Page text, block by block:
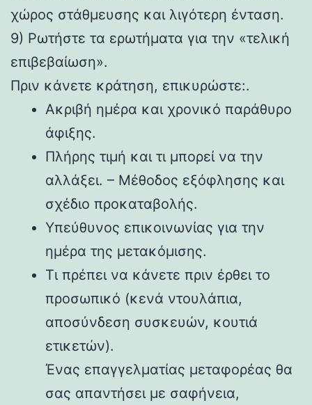
χώρος στάθμευσης και λιγότερη ένταση.
9) Ρωτήστε τα ερωτήματα για την «τελική
επιβεβαίωση».
Πριν κάνετε κράτηση, επικυρώστε:.
Ακριβή ημέρα και χρονικό παράθυρο
άφιξης.
Πλήρης τιμή και τι μπορεί να την
αλλάξει. – Μέθοδος εξόφλησης και
σχέδιο προκαταβολής.
Υπεύθυνος επικοινωνίας για την
ημέρα της μετακόμισης.
Τι πρέπει να κάνετε πριν έρθει το
προσωπικό (κενά ντουλάπια,
αποσύνδεση συσκευών, κουτιά
ετικετών).
Ένας επαγγελματίας μεταφορέας θα
σας απαντήσει με σαφήνεια,